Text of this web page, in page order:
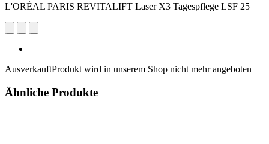
L'ORÉAL PARIS REVITALIFT Laser X3 Tagespflege LSF 25
AusverkauftProdukt wird in unserem Shop nicht mehr angeboten
Ähnliche Produkte